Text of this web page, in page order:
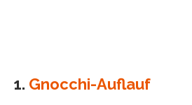
1. Gnocchi-Auflauf